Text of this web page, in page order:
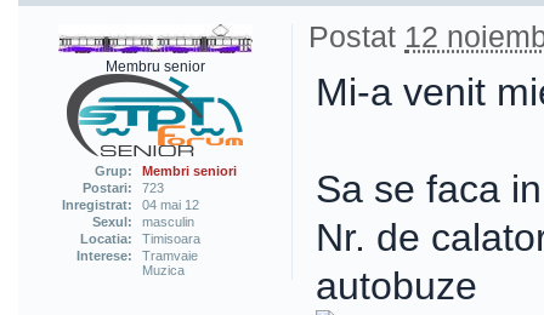
Membru senior
Grup:
Membri seniori
Postari:
723
Inregistrat:
04 mai 12
Sexul:
masculin
Locatia:
Timisoara
Interese:
Tramvaie
Muzica
Postat 12
Mi-a venit
Sa se faca
Nr. de
autobuze